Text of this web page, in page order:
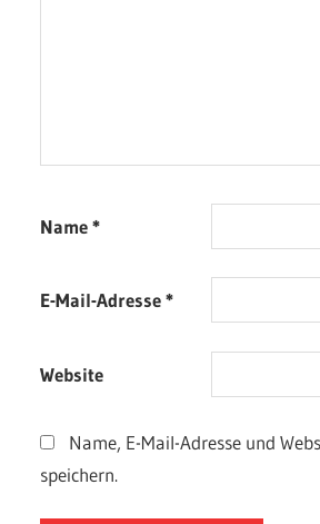
Name*
E-Mail-Adresse*
Website
Name, E-Mail-Adresse und
speichern.